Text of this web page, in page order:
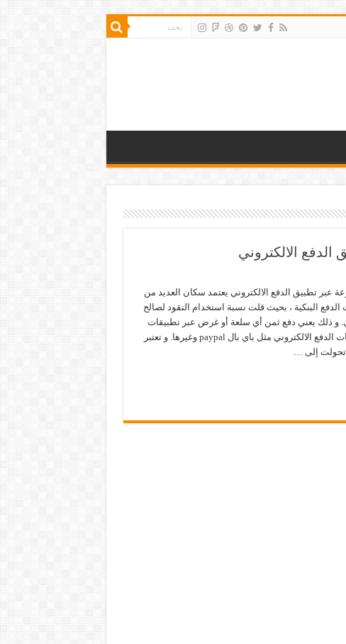
الالكتروني
عبر تطبيق الدفع الالكتروني يعتمد سكان العديد من
البنكية ، بحيث قلت نسبة استخدام النقود لصالح
و ذلك يعني دفع ثمن أي سلعة أو غرض عبر تطبيقات
التسوق الالكترونية أو تطبيقات الدفع الالكتروني مثل باي بال paypal وغيرها. و تعتبر
تحولت إلى …